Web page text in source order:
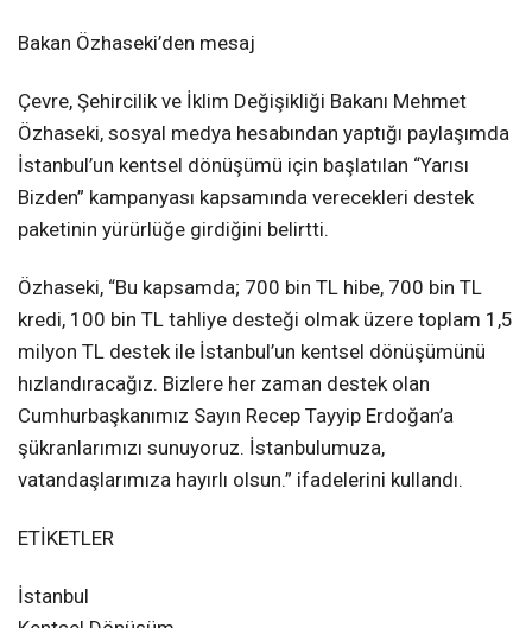
Bakan Özhaseki’den mesaj
Çevre, Şehircilik ve İklim Değişikliği Bakanı Mehmet
Özhaseki, sosyal medya hesabından yaptığı paylaşımda
İstanbul’un kentsel dönüşümü için başlatılan “Yarısı
Bizden” kampanyası kapsamında verecekleri destek
paketinin yürürlüğe girdiğini belirtti.
Özhaseki, “Bu kapsamda; 700 bin TL hibe, 700 bin TL
kredi, 100 bin TL tahliye desteği olmak üzere toplam 1,5
milyon TL destek ile İstanbul’un kentsel dönüşümünü
hızlandıracağız. Bizlere her zaman destek olan
Cumhurbaşkanımız Sayın Recep Tayyip Erdoğan’a
şükranlarımızı sunuyoruz. İstanbulumuza,
vatandaşlarımıza hayırlı olsun.” ifadelerini kullandı.
ETİKETLER
İstanbul